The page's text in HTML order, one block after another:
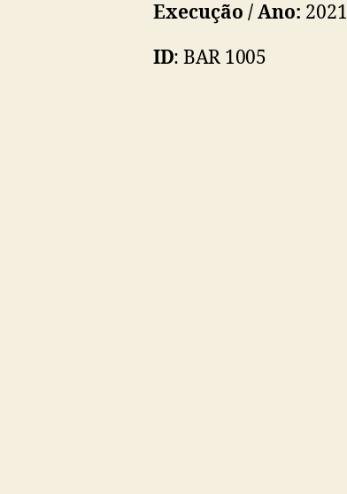
Execução / Ano: 2021
ID: BAR 1005